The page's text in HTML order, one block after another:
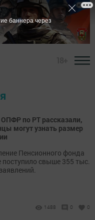
по РТ рассказали,
могут узнать размер
Пенсионного фонда
поступило свыше 355 тыс.
1488 0 0
баннера через